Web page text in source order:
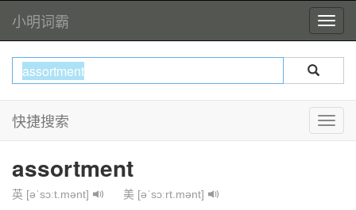
小明词霸
快捷搜索
assortment
英 [əˈsɔːt.mənt] 美 [əˈsɔːrt.mənt]